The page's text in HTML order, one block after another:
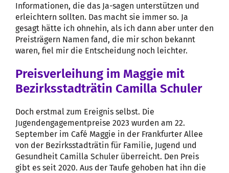
Informationen, die das Ja-sagen unterstützen und
erleichtern sollten. Das macht sie immer so. Ja
gesagt hätte ich ohnehin, als ich dann aber unter den
Preisträgern Namen fand, die mir schon bekannt
waren, fiel mir die Entscheidung noch leichter.
Preisverleihung im Maggie mit
Bezirksstadträtin Camilla Schuler
Doch erstmal zum Ereignis selbst. Die
Jugendengagementpreise 2023 wurden am 22.
September im Café Maggie in der Frankfurter Allee
von der Bezirksstadträtin für Familie, Jugend und
Gesundheit Camilla Schuler überreicht. Den Preis
gibt es seit 2020. Aus der Taufe gehoben hat ihn die